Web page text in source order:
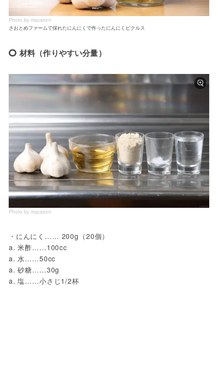
Photo by macaroni
さおとめファームで採れたにんにくで作ったにんにくピクルス
材料（作りやすい分量）
Photo by macaroni
・にんにく…… 200g（20個）
a. 米酢……100cc
a. 水……50cc
a. 砂糖……30g
a. 塩……小さじ1/2杯